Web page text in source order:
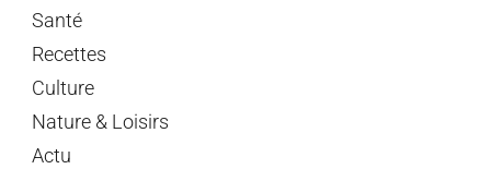
Santé
Recettes
Culture
Nature & Loisirs
Actu